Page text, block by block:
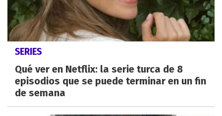
SERIES
Qué ver en Netflix: la serie turca de 8
episodios que se puede terminar en un fin
de semana